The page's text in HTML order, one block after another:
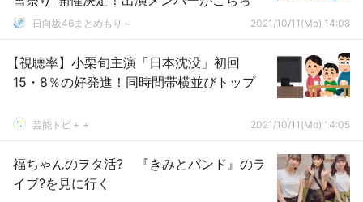
日向坂46まとめもり～ 2021/10/11(Mo) 14:08
【視聴率】小栗旬主演「日本沈没」初回
15・8％の好発進！同時間帯横並びトップ
芸能トピ＋＋ 2021/10/11(Mo) 14:05
福ちゃんのヲタ活? 『きみとバンド』のラ
イブ?を見に行く